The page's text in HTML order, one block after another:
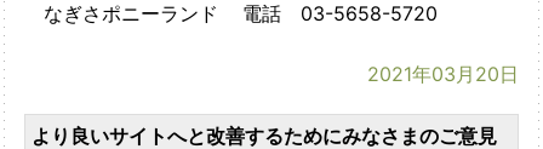
なぎさポニーランド 電話 03-5658-5720
2021年03月20日
より良いサイトへと改善するためにみなさまのご意見